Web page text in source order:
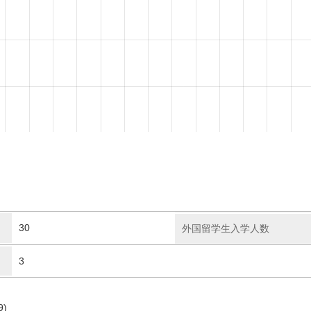
30 外国留学生入学人数
3